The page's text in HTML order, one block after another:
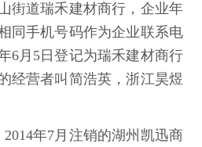
街道瑞禾建材商行，企业年
同手机号码作为企业联系电
6月5日登记为瑞禾建材商行
经营者叫简浩英，浙江昊煜
年7月注销的湖州凯迅商